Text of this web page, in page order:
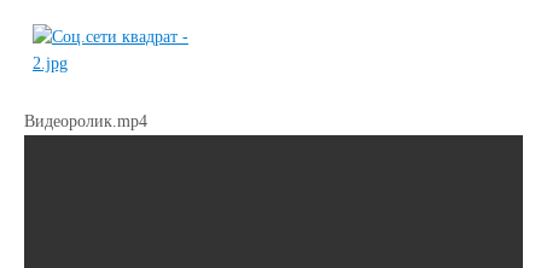
Видеоролик.mp4